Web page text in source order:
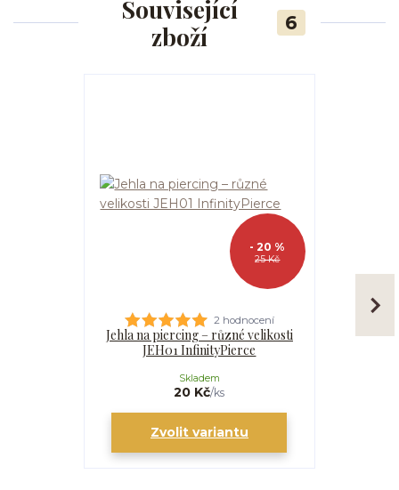
Související
zboží
6
25 Kč
- 20 %
2 hodnocení
Jehla na piercing – různé velikosti
JEH01 InfinityPierce
20 Kč/ks
Skladem
Zvolit variantu